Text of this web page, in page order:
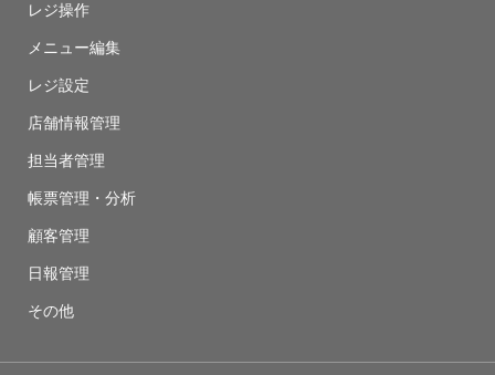
レジ操作
メニュー編集
レジ設定
店舗情報管理
担当者管理
帳票管理・分析
顧客管理
日報管理
その他